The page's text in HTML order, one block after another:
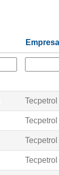
Empresa
Tecpetrol
Tecpetrol
Tecpetrol
Tecpetrol